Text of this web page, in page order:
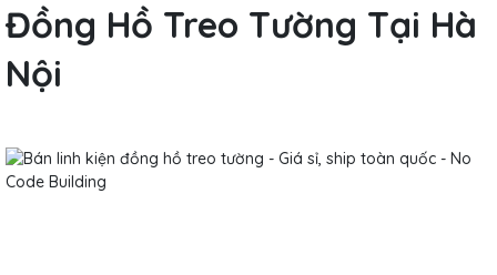
Đồng Hồ Treo Tường Tại Hà
Nội